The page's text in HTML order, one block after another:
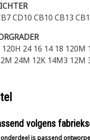
CD10 CB10 CB13
24 16 14 18 120M
24M 12K 14M3 12M
volgens
is passend